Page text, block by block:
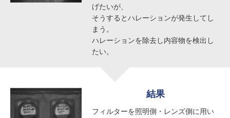
げたいが、
そうするとハレーションが発生してし
まう。
ハレーションを除去し内容物を検出し
たい。
結果
フィルターを照明側・レンズ側に用い